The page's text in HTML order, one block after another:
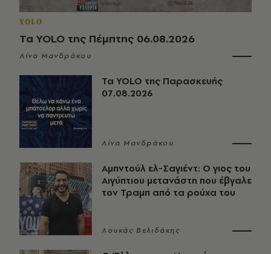
YOLO
Τα YOLO της Πέμπτης 06.08.2026
Λίνα Μανδράκου
Τα YOLO της Παρασκευής
07.08.2026
Λίνα Μανδράκου
Αμπντούλ ελ-Σαγιέντ: Ο γιος του
Αιγύπτιου μετανάστη που έβγαλε
τον Τραμπ από τα ρούχα του
Λουκάς Βελιδάκης